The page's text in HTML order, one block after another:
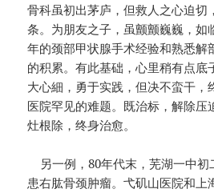
骨科虽初出茅庐，但救人之心迫切
条。为朋友之子，虽颤颤巍巍，如
年的颈部甲状腺手术经验和熟悉解
的积累。有此基础，心里稍有点底
大心細，勇于实践，但决不蛮干，
医院罕见的难题。既治标，解除压
灶根除，终身治愈。
另一例，80年代末，芜湖一中初
患右肱骨颈肿瘤。弋矶山医院和上